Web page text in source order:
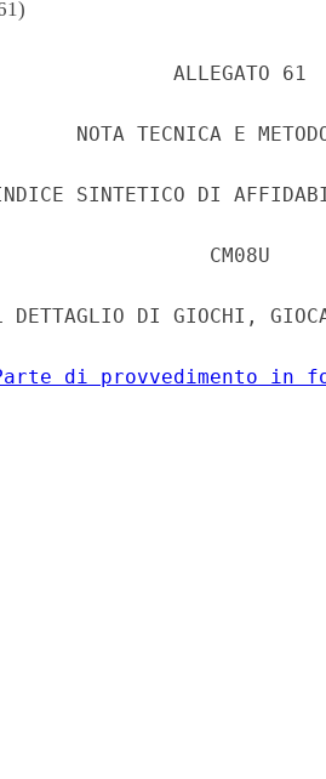
ALLEGATO 61
NOTA TECNICA E
SINTETICO DI
CM08U
DETTAGLIO DI GIOCHI,
di provvedimento in